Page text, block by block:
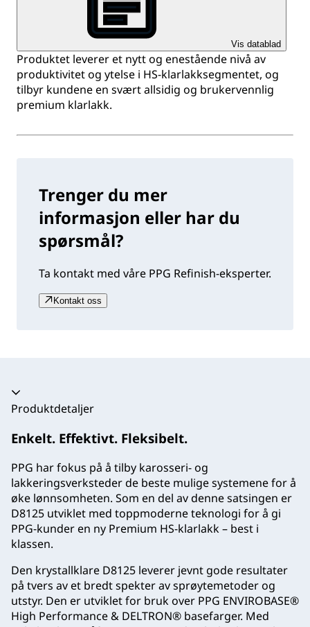
Vis datablad
Produktet leverer et nytt og enestående nivå av
produktivitet og ytelse i HS-klarlakksegmentet, og
tilbyr kundene en svært allsidig og brukervennlig
premium klarlakk.
Trenger du mer
informasjon eller har du
spørsmål?
Ta kontakt med våre PPG Refinish-eksperter.
Kontakt oss
Trekkspill kollapset
Produktdetaljer
Enkelt. Effektivt. Fleksibelt.
PPG har fokus på å tilby karosseri- og
lakkeringsverksteder de beste mulige systemene for å
øke lønnsomheten. Som en del av denne satsingen er
D8125 utviklet med toppmoderne teknologi for å gi
PPG-kunder en ny Premium HS-klarlakk – best i
klassen.
Den krystallklare D8125 leverer jevnt gode resultater
på tvers av et bredt spekter av sprøytemetoder og
utstyr. Den er utviklet for bruk over PPG ENVIROBASE®
High Performance & DELTRON® basefarger. Med